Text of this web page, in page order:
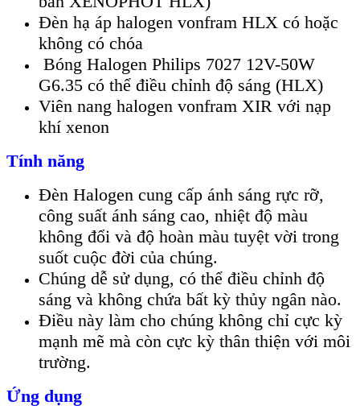
Đèn hạ áp halogen vonfram HLX có hoặc
không có chóa
Bóng Halogen Philips 7027 12V-50W
G6.35 có thể điều chỉnh độ sáng (HLX)
Viên nang halogen vonfram XIR với nạp
khí xenon
Tính năng
Đèn Halogen cung cấp ánh sáng rực rỡ,
công suất ánh sáng cao, nhiệt độ màu
không đổi và độ hoàn màu tuyệt vời trong
suốt cuộc đời của chúng.
Chúng dễ sử dụng, có thể điều chỉnh độ
sáng và không chứa bất kỳ thủy ngân nào.
Điều này làm cho chúng không chỉ cực kỳ
mạnh mẽ mà còn cực kỳ thân thiện với môi
trường.
Ứng dụng